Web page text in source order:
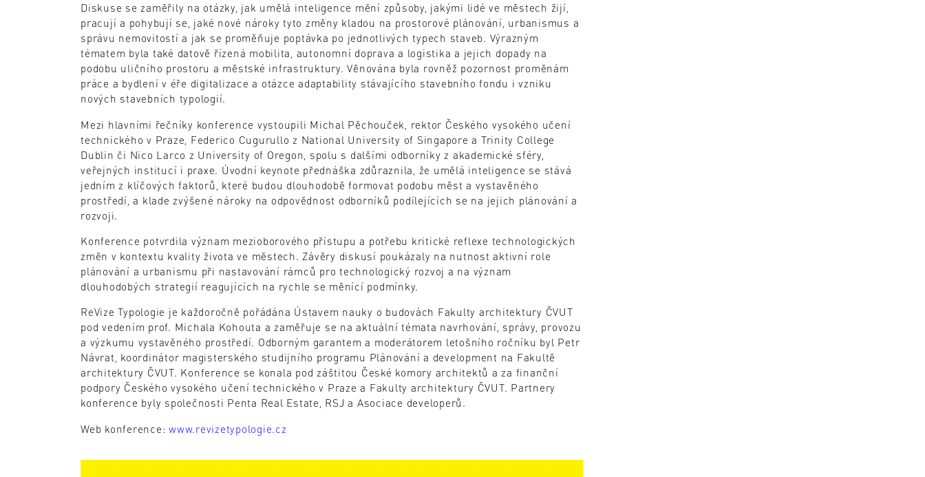
Diskuse se zaměřily na otázky, jak umělá inteligence mění způsoby, jakými lidé ve městech žijí,
pracují a pohybují se, jaké nové nároky tyto změny kladou na prostorové plánování, urbanismus a
správu nemovitostí a jak se proměňuje poptávka po jednotlivých typech staveb. Výrazným
tématem byla také datově řízená mobilita, autonomní doprava a logistika a jejich dopady na
podobu uličního prostoru a městské infrastruktury. Věnována byla rovněž pozornost proměnám
práce a bydlení v éře digitalizace a otázce adaptability stávajícího stavebního fondu i vzniku
nových stavebních typologií.
Mezi hlavními řečníky konference vystoupili Michal Pěchouček, rektor Českého vysokého učení
technického v Praze, Federico Cugurullo z National University of Singapore a Trinity College
Dublin či Nico Larco z University of Oregon, spolu s dalšími odborníky z akademické sféry,
veřejných institucí i praxe. Úvodní keynote přednáška zdůraznila, že umělá inteligence se stává
jedním z klíčových faktorů, které budou dlouhodobě formovat podobu měst a vystavěného
prostředí, a klade zvýšené nároky na odpovědnost odborníků podílejících se na jejich plánování a
rozvoji.
Konference potvrdila význam mezioborového přístupu a potřebu kritické reflexe technologických
změn v kontextu kvality života ve městech. Závěry diskusí poukázaly na nutnost aktivní role
plánování a urbanismu při nastavování rámců pro technologický rozvoj a na význam
dlouhodobých strategií reagujících na rychle se měnící podmínky.
ReVize Typologie je každoročně pořádána Ústavem nauky o budovách Fakulty architektury ČVUT
pod vedením prof. Michala Kohouta a zaměřuje se na aktuální témata navrhování, správy, provozu
a výzkumu vystavěného prostředí. Odborným garantem a moderátorem letošního ročníku byl Petr
Návrat, koordinátor magisterského studijního programu Plánování a development na Fakultě
architektury ČVUT. Konference se konala pod záštitou České komory architektů a za finanční
podpory Českého vysokého učení technického v Praze a Fakulty architektury ČVUT. Partnery
konference byly společnosti Penta Real Estate, RSJ a Asociace developerů.
Web konference: www.revizetypologie.cz